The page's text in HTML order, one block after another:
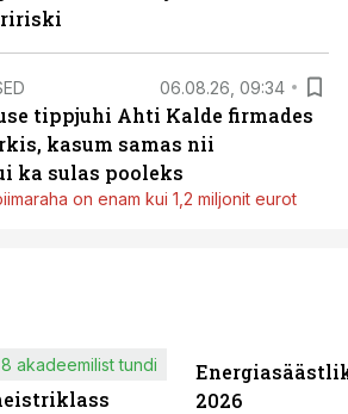
06.08.26, 09:34
tippjuhi Ahti Kalde firmades
kasum samas nii
ka sulas pooleks
on enam kui 1,2 miljonit eurot
8 akadeemilist tundi
2026